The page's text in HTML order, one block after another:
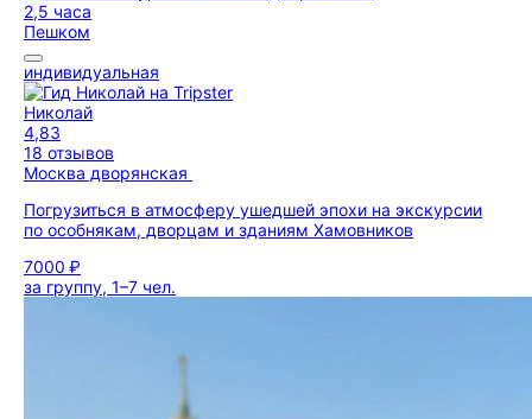
2,5 часа
Пешком
индивидуальная
Николай
4,83
18 отзывов
Москва дворянская
Погрузиться в атмосферу ушедшей эпохи на экскурсии
по особнякам, дворцам и зданиям Хамовников
7000 ₽
за группу, 1–7 чел.